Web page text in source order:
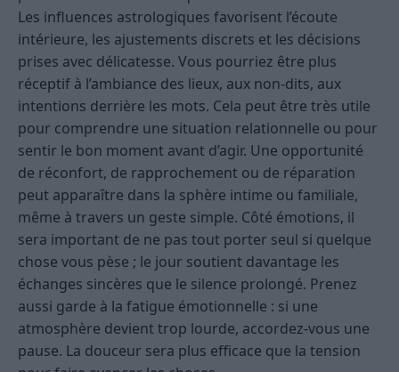
Les influences astrologiques favorisent l’écoute
intérieure, les ajustements discrets et les décisions
prises avec délicatesse. Vous pourriez être plus
réceptif à l’ambiance des lieux, aux non-dits, aux
intentions derrière les mots. Cela peut être très utile
pour comprendre une situation relationnelle ou pour
sentir le bon moment avant d’agir. Une opportunité
de réconfort, de rapprochement ou de réparation
peut apparaître dans la sphère intime ou familiale,
même à travers un geste simple. Côté émotions, il
sera important de ne pas tout porter seul si quelque
chose vous pèse ; le jour soutient davantage les
échanges sincères que le silence prolongé. Prenez
aussi garde à la fatigue émotionnelle : si une
atmosphère devient trop lourde, accordez-vous une
pause. La douceur sera plus efficace que la tension